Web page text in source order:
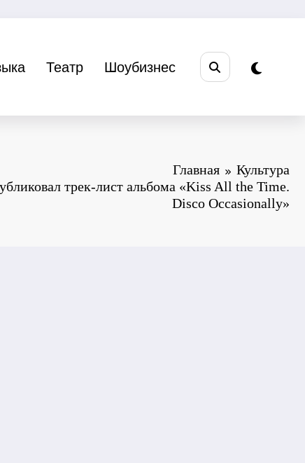
Театр Шоубизнес
Главная
Культура
трек-лист альбома «Kiss All the Time.
Disco Occasionally»